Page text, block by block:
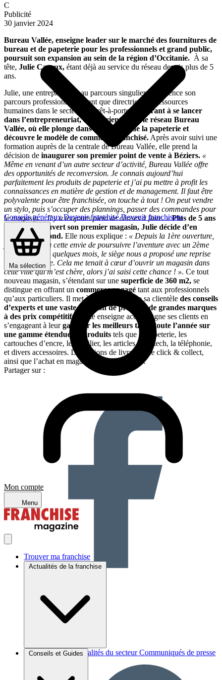
Conseils générauxDevenir franchiséDevenir franchiseur
Ma sélection
Mon compte
Menu
Trouver ma franchise
Actualités de la franchise
Brèves et actus Actualités du secteur Communiqués de presse
Conseils et Guides
C
Publicité
30 janvier 2024
Bureau Vallée, enseigne leader sur le marché des fournitures de
bureau et de papeterie pour les professionnels et grand public,
poursuit son expansion au sein de la région d’Occitanie. À sa
tête, Julie Cazaux, étant déjà au service du réseau depuis plus de 5
ans.
Julie, une entrepreneuse au parcours singulier, commence son
parcours professionnel en tant que directrice des ressources
humaines dans le secteur du prêt-à-porter.
Aspirant à se lancer
dans l’entrepreneuriat, elle s’oriente vers le réseau Bureau
Vallée, où elle plonge dans le domaine de la papeterie et
découvre le modèle de commerce franchisé. Après avoir suivi une
formation auprès de la centrale de Bureau Vallée, elle prend la
décision de inaugurer son premier point de vente à Béziers. «
Même en venant d’un autre secteur d’activité, Bureau Vallée offre
des opportunités de reconversion. Je connais aujourd’hui
parfaitement les produits de papeterie et j’ai pu mettre à profit les
connaissances en matière de gestion et de management. Il faut être
polyvalente pour être franchisée, on touche à tout ! On peut vendre
un stylo, puis s’occuper des plannings, passer des commandes pour
le magasin… Il y a toujours plein de choses à faire. » Plus de 5 ans
après avoir ouvert son premier magasin, Julie décide d’en
ouvrir un second. Elle nous explique : « Depuis la 1ère ouverture,
j’ai toujours eu cette envie de poursuivre l’aventure avec un 2ème
magasin. Il y a quelques mois, le siège nous a proposé une reprise
de local à Agde. Cela me tenait à cœur d’ouvrir un magasin dans
cette ville qui m’est chère, alors j’ai saisi cette chance ! ». Ce tout
nouveau magasin, s’étendant sur une superficie de 360 m2, se
distingue en offrant un commerce engagé tant aux professionnels
qu’aux particuliers. Il met à la disposition de sa clientèle des conseils
d’experts et une vaste sélection de produits de grandes marques
à des prix compétitifs.
Cette enseigne accompagne ses clients en
s’engageant à leurgarantir les meilleurs tarifs toute l’année sur
une gamme étendue de produits tels que la papeterie, les
cartouches d’encre, le mobilier, les articles high-tech, la téléphonie,
et divers accessoires. Les options de livraison, le click & collect,
ainsi que l’achat en magasin sont disponibles.
Partager sur :